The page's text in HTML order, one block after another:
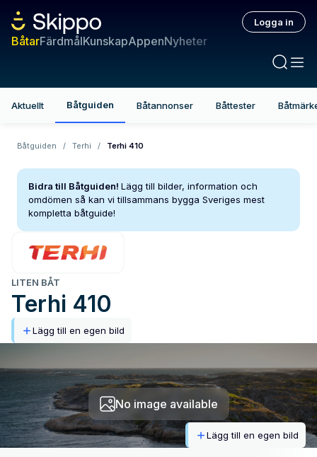
BåtarFärdmålKunskapAppenNyheter
Logga in
Aktuellt Båtguiden Båtannonser Båttester
Båtguiden / Terhi / Terhi 410
Bidra till Båtguiden! Lägg till bilder, information och
omdömen så kan vi tillsammans bygga Sveriges mest
kompletta båtguide!
LITEN BÅT
Terhi 410
Lägg till en egen bild
No image available
Lägg till en egen bild